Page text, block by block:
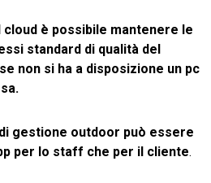
cloud è possibile mantenere le
standard di qualità del
non si ha a disposizione un pc
gestione outdoor può essere
per lo staff che per il cliente.